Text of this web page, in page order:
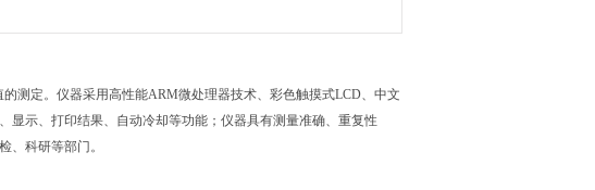
测定。仪器采用高性能ARM微处理器技术、彩色触摸式LCD、中文
显示、打印结果、自动冷却等功能；仪器具有测量准确、重复性
、科研等部门。